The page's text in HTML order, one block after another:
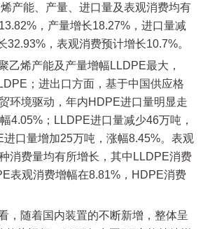
产能、产量、进口量及表观消费均有
，产量增长18.27%，进口量减
32.93%，表观消费预计增长10.7%。
乙烯产能及产量增幅LLDPE最大，
；进出口方面，基于中国供应格
环境驱动，年内HDPE进口量明显走
4.05%；LLDPE进口量减少46万吨，
进口量增加25万吨，涨幅8.45%。表观
消费量均有所增长，其中LLDPE消费
表观消费增幅在8.81%，HDPE消费
，随着国内装置的不断新增，整体呈